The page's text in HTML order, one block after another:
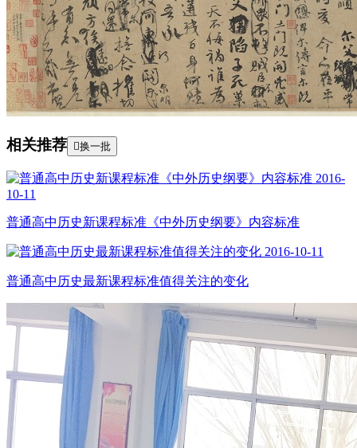
相关推荐 换一批
2016-
10-11
普通高中历史新课程标准《中外历史纲要》内容标准
2016-10-11
普通高中历史最新课程标准值得关注的变化